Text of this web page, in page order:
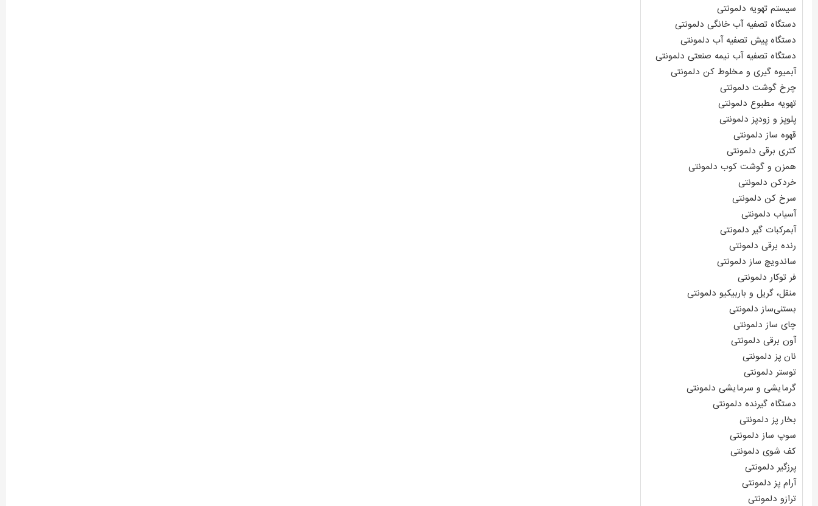
سیستم تهویه دلمونتی
دستگاه تصفیه آب خانگی دلمونتی
دستگاه پیش تصفیه آب دلمونتی
دستگاه تصفیه آب نیمه صنعتی دلمونتی
آبمیوه گیری و مخلوط کن دلمونتی
چرخ گوشت دلمونتی
تهویه مطبوع دلمونتی
پلوپز و زودپز دلمونتی
قهوه ساز دلمونتی
کتری برقی دلمونتی
همزن و گوشت کوب دلمونتی
خردکن دلمونتی
سرخ کن دلمونتی
آسیاب دلمونتی
آبمرکبات گیر دلمونتی
رنده برقی دلمونتی
ساندویچ ساز دلمونتی
فر توکار دلمونتی
منقل، گریل و باربیکیو دلمونتی
بستنی‌ساز دلمونتی
چای ساز دلمونتی
آون برقی دلمونتی
نان پز دلمونتی
توستر دلمونتی
گرمایشی و سرمایشی دلمونتی
دستگاه گیرنده دلمونتی
بخار پز دلمونتی
سوپ ساز دلمونتی
کف شوی دلمونتی
پرزگیر دلمونتی
آرام پز دلمونتی
ترازو دلمونتی